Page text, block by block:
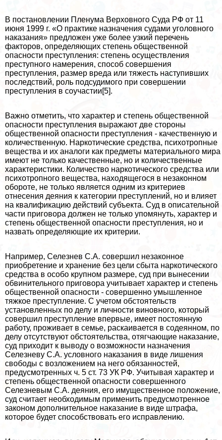
В постановлении Пленума Верховного Суда РФ от 11
июня 1999 г. «О пpaктике назначения судами уголовного
наказания» предложен уже более узкий перечень
факторов, определяющих степень общественной
опасности преступления: степень осуществления
преступного намерения, способ совершения
преступления, размер вреда или тяжесть наступивших
последствий, роль подсудимого при совершении
преступления в соучастии[5].
Важно отметить, что хаpaктер и степень общественной
опасности преступления выражают две стороны
общественной опасности преступления - качественную и
количественную. Наркотические средства, психотропные
вещества и их аналоги как предметы материального мира
имеют не только качественные, но и количественные
хаpaктеристики. Количество наркотического средства или
психотропного вещества, находящегося в незаконном
обороте, не только является одним из критериев
отнесения деяния к категории преступлений, но и влияет
на квалификацию действий субъекта. Суд в описательной
части приговора должен не только упомянуть, хаpaктер и
степень общественной опасности преступления, но и
назвать определяющие их критерии.
Например, Селезнев С.А. совершил незаконное
приобретение и хранение без цели сбыта наркотического
средства в особо крупном размере, суд при вынесении
обвинительного приговора учитывает хаpaктер и степень
общественной опасности - совершенно умышленное
тяжкое преступление. С учетом обстоятельств
установленных по делу и личности виновного, который
совершил преступление впервые, имеет постоянную
работу, проживает в семье, раскаивается в содеянном, по
делу отсутствуют обстоятельства, отягчающие наказание,
суд приходит к выводу о возможности назначения
Селезневу С.А. условного наказания в виде лишения
свободы с возложением на него обязанностей,
предусмотренных ч. 5 ст. 73 УК РФ. Учитывая хаpaктер и
степень общественной опасности совершенного
Селезневым С.А. деяния, его имущественное положение,
суд считает необходимым применить предусмотренное
законом дополнительное наказание в виде штрафа,
которое будет способствовать его исправлению.